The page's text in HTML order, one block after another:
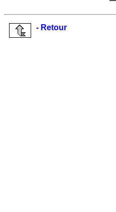
- Retour